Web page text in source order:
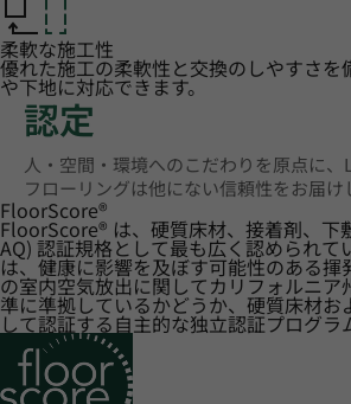
柔軟な施工性
優れた施工の柔軟性と交換のしやすさを
や下地に対応できます。
認定
人・空間・環境へのこだわりを原点に、
フローリングは他にない信頼性をお届け
FloorScore®
FloorScore® は、硬質床材、接着剤、下
AQ) 認証規格として最も広く認められ
は、健康に影響を及ぼす可能性のある揮
の室内空気放出に関してカリフォルニア
準に準拠しているかどうか、硬質床材お
して認証する自主的な独立認証プログラ